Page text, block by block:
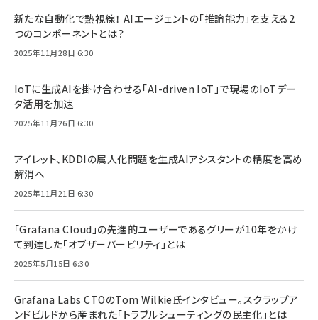
新たな自動化で熱視線！ AIエージェントの「推論能力」を支える2
つのコンポーネントとは？
2025年11月28日 6:30
IoTに生成AIを掛け合わせる「AI-driven IoT」で現場のIoTデー
タ活用を加速
2025年11月26日 6:30
アイレット、KDDIの属人化問題を生成AIアシスタントの精度を高め
解消へ
2025年11月21日 6:30
「Grafana Cloud」の先進的ユーザーであるグリーが10年をかけ
て到達した「オブザーバービリティ」とは
2025年5月15日 6:30
Grafana Labs CTOのTom Wilkie氏インタビュー。スクラップア
ンドビルドから産まれた「トラブルシューティングの民主化」とは